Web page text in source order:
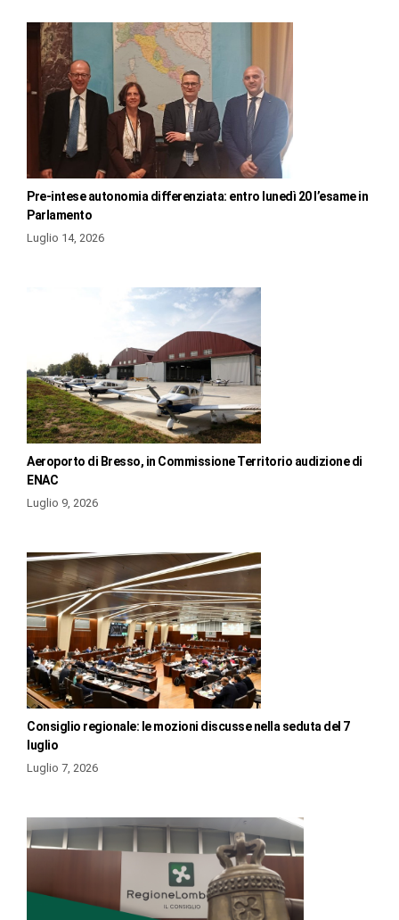
Pre-intese autonomia differenziata: entro lunedì 20 l’esame in
Parlamento
Luglio 14, 2026
Aeroporto di Bresso, in Commissione Territorio audizione di
ENAC
Luglio 9, 2026
Consiglio regionale: le mozioni discusse nella seduta del 7
luglio
Luglio 7, 2026